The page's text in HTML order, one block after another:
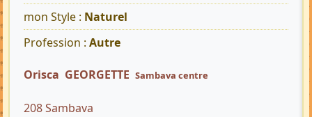
mon Style : Naturel
Profession : Autre
Orisca GEORGETTE Sambava centre
208 Sambava